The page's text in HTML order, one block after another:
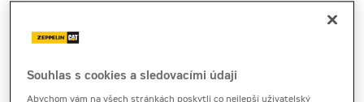
3 240 Kč bez DPH
Souhlas s cookies a sledovacími údaji